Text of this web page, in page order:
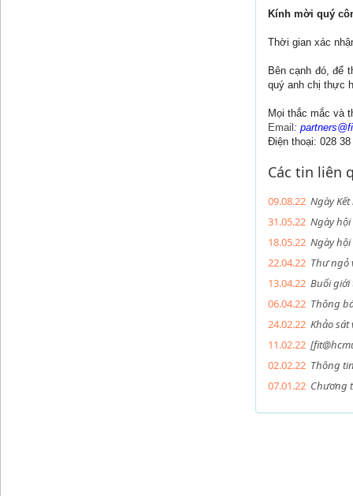
Kính mời quý
Thời gian xác
Bên cạnh đó, để
quý anh chị thực
Mọi thắc mắc và
Email :
Điện thoại: 028
Các tin liên
09.08.22 Ngày
31.05.22 Ngày
18.05.22 Ngày
22.04.22 Thư ngỏ
13.04.22 Buổi
06.04.22 Thông
24.02.22 Khảo sát
11.02.22
02.02.22 Thông
07.01.22 Chương